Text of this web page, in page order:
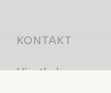
KONTAKT
Vinothek